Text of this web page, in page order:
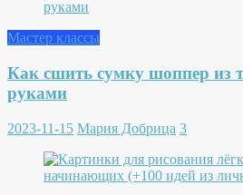
Мастер классы
Как сшить сумку шоппер из
руками
2023-11-15 Мария Добрица 3